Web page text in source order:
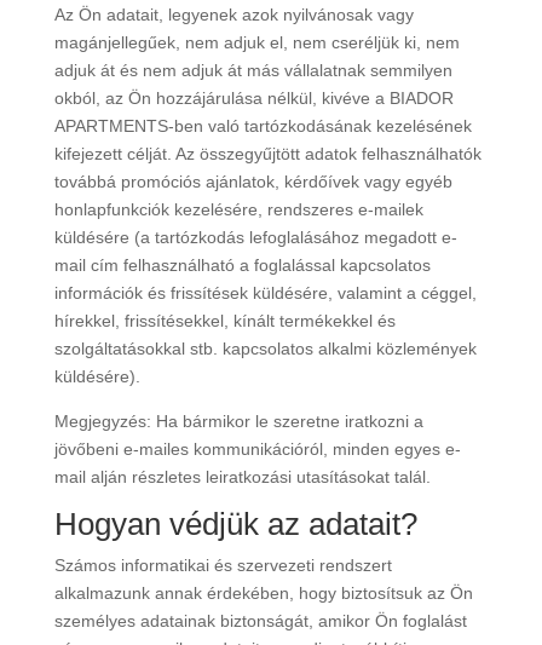
Az Ön adatait, legyenek azok nyilvánosak vagy
magánjellegűek, nem adjuk el, nem cseréljük ki, nem
adjuk át és nem adjuk át más vállalatnak semmilyen
okból, az Ön hozzájárulása nélkül, kivéve a BIADOR
APARTMENTS-ben való tartózkodásának kezelésének
kifejezett célját. Az összegyűjtött adatok felhasználhatók
továbbá promóciós ajánlatok, kérdőívek vagy egyéb
honlapfunkciók kezelésére, rendszeres e-mailek
küldésére (a tartózkodás lefoglalásához megadott e-
mail cím felhasználható a foglalással kapcsolatos
információk és frissítések küldésére, valamint a céggel,
hírekkel, frissítésekkel, kínált termékekkel és
szolgáltatásokkal stb. kapcsolatos alkalmi közlemények
küldésére).
Megjegyzés: Ha bármikor le szeretne iratkozni a
jövőbeni e-mailes kommunikációról, minden egyes e-
mail alján részletes leiratkozási utasításokat talál.
Hogyan védjük az adatait?
Számos informatikai és szervezeti rendszert
alkalmazunk annak érdekében, hogy biztosítsuk az Ön
személyes adatainak biztonságát, amikor Ön foglalást